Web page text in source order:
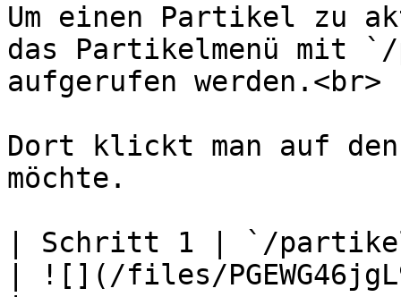
Um einen Partikel zu
das Partikelmenü
aufgerufen werden.<br>
Dort klickt man auf
möchte.
| Schritt 1 | `/
| ![](/files/